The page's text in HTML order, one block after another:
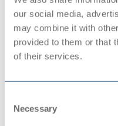
our social media,
may combine it with
provided to them or that
of their services.
Selection
Necessary